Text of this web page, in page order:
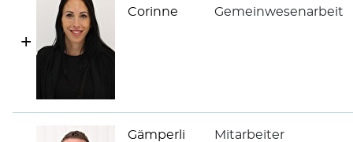
Corinne
Gemeinwesenarbeit
Gämperli
Mitarbeiter